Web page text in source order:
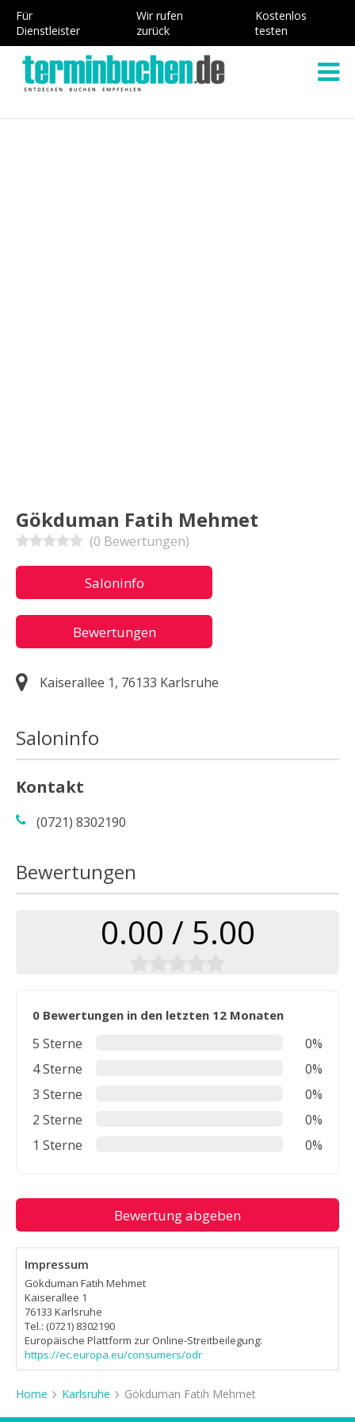
Für
Dienstleister
Wir rufen
zurück
Kostenlos
testen
Gökduman Fatih Mehmet
(0 Bewertungen)
Saloninfo
Bewertungen
Kaiserallee 1, 76133 Karlsruhe
Saloninfo
Kontakt
(0721) 8302190
Bewertungen
0.00 / 5.00
0 Bewertungen in den letzten 12 Monaten
5 Sterne
0%
4 Sterne
0%
3 Sterne
0%
2 Sterne
0%
1 Sterne
0%
Bewertung abgeben
Impressum
Gökduman Fatih Mehmet
Kaiserallee 1
76133 Karlsruhe
Tel.: (0721) 8302190
Europäische Plattform zur Online-Streitbeilegung:
https://ec.europa.eu/consumers/odr
Home Karlsruhe Gökduman Fatih Mehmet